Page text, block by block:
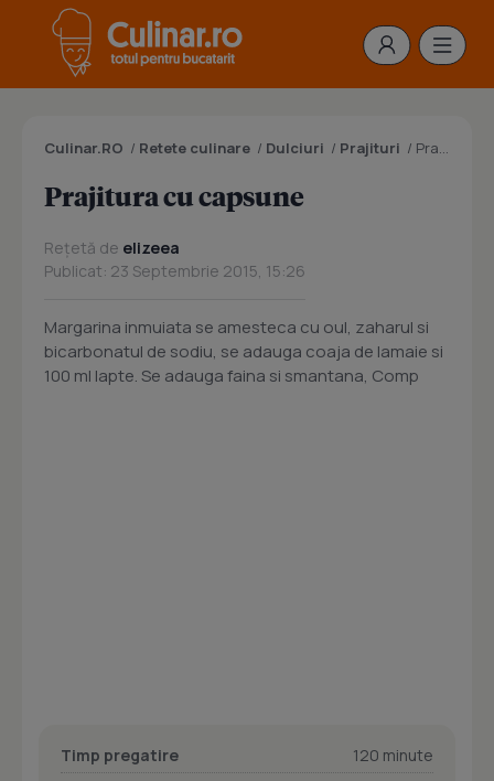
Culinar.RO / Retete culinare / Dulciuri / Prajituri / Prajitura cu capsune
Prajitura cu capsune
Rețetă de elizeea
Publicat: 23 Septembrie 2015, 15:26
Margarina inmuiata se amesteca cu oul, zaharul si
bicarbonatul de sodiu, se adauga coaja de lamaie si
100 ml lapte. Se adauga faina si smantana, Comp
Timp pregatire
120 minute